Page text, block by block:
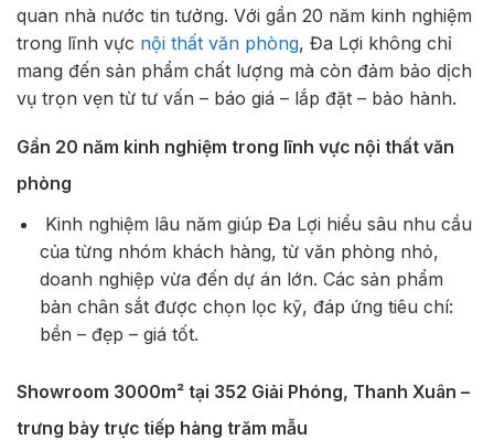
quan nhà nước tin tưởng. Với gần 20 năm kinh nghiệm
trong lĩnh vực nội thất văn phòng, Đa Lợi không chỉ
mang đến sản phẩm chất lượng mà còn đảm bảo dịch
vụ trọn vẹn từ tư vấn – báo giá – lắp đặt – bảo hành.
Gần 20 năm kinh nghiệm trong lĩnh vực nội thất văn
phòng
Kinh nghiệm lâu năm giúp Đa Lợi hiểu sâu nhu cầu
của từng nhóm khách hàng, từ văn phòng nhỏ,
doanh nghiệp vừa đến dự án lớn. Các sản phẩm
bàn chân sắt được chọn lọc kỹ, đáp ứng tiêu chí:
bền – đẹp – giá tốt.
Showroom 3000m² tại 352 Giải Phóng, Thanh Xuân –
trưng bày trực tiếp hàng trăm mẫu